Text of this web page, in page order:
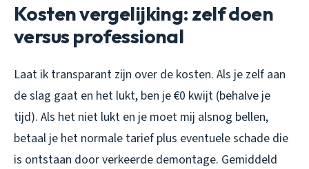
Kosten vergelijking: zelf doen
versus professional
Laat ik transparant zijn over de kosten. Als je zelf aan
de slag gaat en het lukt, ben je €0 kwijt (behalve je
tijd). Als het niet lukt en je moet mij alsnog bellen,
betaal je het normale tarief plus eventuele schade die
is ontstaan door verkeerde demontage. Gemiddeld